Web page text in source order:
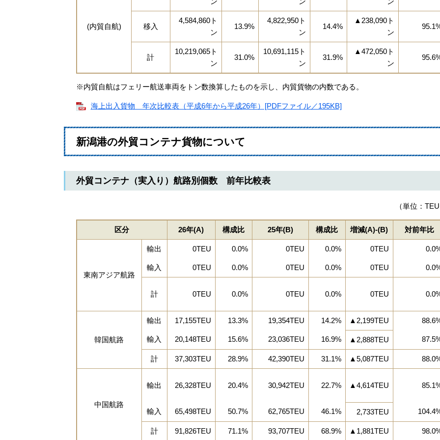
(内貿自航) 移入
4,584,860ト
ン
13.9%
4,822,950ト
ン
14.4%
▲238,090ト
ン
計
10,219,065ト
ン
31.0%
10,691,115ト
ン
31.9%
▲472,050ト
ン
※内貿自航はフェリー航送車両をトン数換算したものを示し、内貿貨物の内数である。
海上出入貨物 年次比較表（平成6年から平成26年）[PDFファイル／195KB]
新潟港の外貿コンテナ貨物について
外貿コンテナ（実入り）航路別個数 前年比較表
（単位：TEU
区分 26年(A) 構成比 25年(B) 構成比 増減(A)‐(B) 対前年比
東南アジア航路
輸出 0TEU 0.0% 0TEU 0.0% 0TEU
輸入 0TEU 0.0% 0TEU 0.0% 0TEU
計 0TEU 0.0% 0TEU 0.0% 0TEU
韓国航路
輸出 17,155TEU 13.3% 19,354TEU 14.2% ▲2,199TEU
輸入 20,148TEU 15.6% 23,036TEU 16.9% ▲2,888TEU
計 37,303TEU 28.9% 42,390TEU 31.1% ▲5,087TEU
中国航路
輸出 26,328TEU 20.4% 30,942TEU 22.7% ▲4,614TEU
輸入 65,498TEU 50.7% 62,765TEU 46.1% 2,733TEU
計 91,826TEU 71.1% 93,707TEU 68.9% ▲1,881TEU